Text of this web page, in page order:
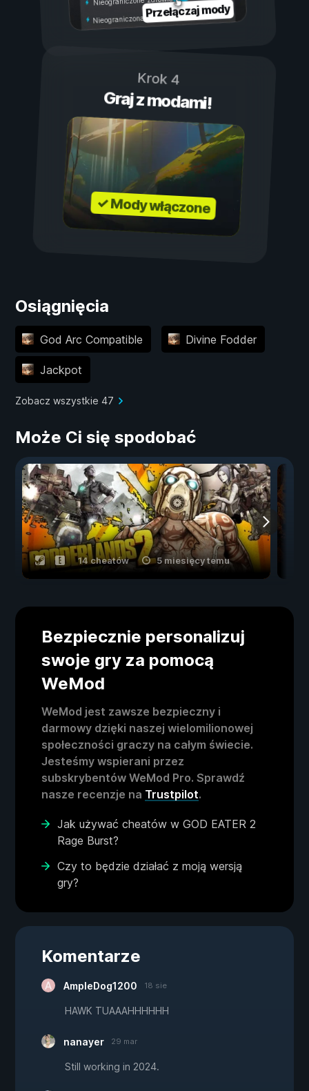
Nieograniczona wytrzymałość
Przełączaj mody
Krok 4
Graj z modami!
✓ Mody włączone
Osiągnięcia
God Arc Compatible Divine Fodder
Jackpot
Zobacz wszystkie 47
Może Ci się spodobać
14 cheatów 5 miesięcy temu
Bezpiecznie personalizuj
swoje gry za pomocą
WeMod
WeMod jest zawsze bezpieczny i
darmowy dzięki naszej wielomilionowej
społeczności graczy na całym świecie.
Jesteśmy wspierani przez
subskrybentów WeMod Pro. Sprawdź
nasze recenzje na Trustpilot.
Jak używać cheatów w GOD EATER 2
Rage Burst?
Czy to będzie działać z moją wersją
gry?
Komentarze
AmpleDog1200 18 sie
HAWK TUAAAHHHHHH
nanayer 29 mar
Still working in 2024.